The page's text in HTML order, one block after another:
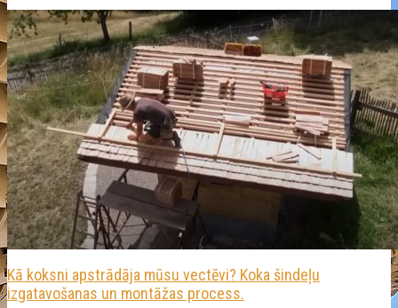
Kā koksni apstrādāja mūsu vectēvi? Koka šindeļu
izgatavošanas un montāžas process.